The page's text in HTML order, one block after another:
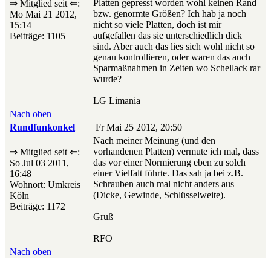
⇒ Mitglied seit ⇐:
Mo Mai 21 2012,
15:14
Beiträge: 1105
Platten gepresst worden wohl keinen Rand
bzw. genormte Größen? Ich hab ja noch
nicht so viele Platten, doch ist mir
aufgefallen das sie unterschiedlich dick
sind. Aber auch das lies sich wohl nicht so
genau kontrollieren, oder waren das auch
Sparmaßnahmen in Zeiten wo Schellack rar
wurde?
LG Limania
Nach oben
Rundfunkonkel
Fr Mai 25 2012, 20:50
⇒ Mitglied seit ⇐:
So Jul 03 2011,
16:48
Wohnort: Umkreis
Köln
Beiträge: 1172
Nach meiner Meinung (und den
vorhandenen Platten) vermute ich mal, dass
das vor einer Normierung eben zu solch
einer Vielfalt führte. Das sah ja bei z.B.
Schrauben auch mal nicht anders aus
(Dicke, Gewinde, Schlüsselweite).
Gruß
RFO
Nach oben